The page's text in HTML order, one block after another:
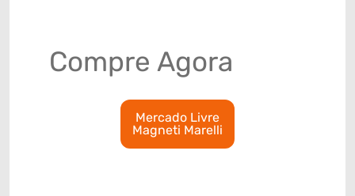
Compre Agora
Mercado Livre
Magneti Marelli